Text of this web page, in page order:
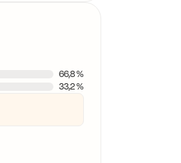
66,8 %
33,2 %